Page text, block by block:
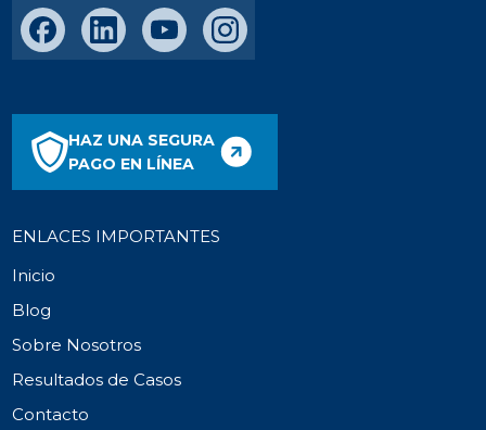
HAZ UNA SEGURA
PAGO EN LÍNEA
ENLACES IMPORTANTES
Inicio
Blog
Sobre Nosotros
Resultados de Casos
Contacto